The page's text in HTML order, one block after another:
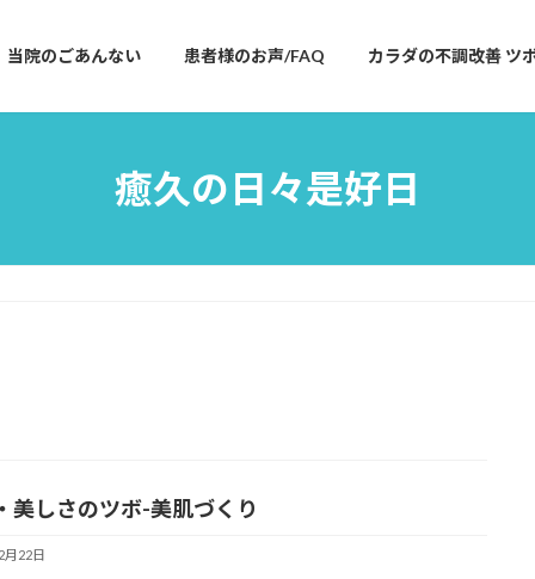
当院のごあんない 患者様のお声/FAQ カラダの不調改善 ツ
癒久の日々是好日
美しさのツボ-美肌づくり
月22日